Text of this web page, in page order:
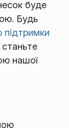
буде
Будь
підтримки
нашої